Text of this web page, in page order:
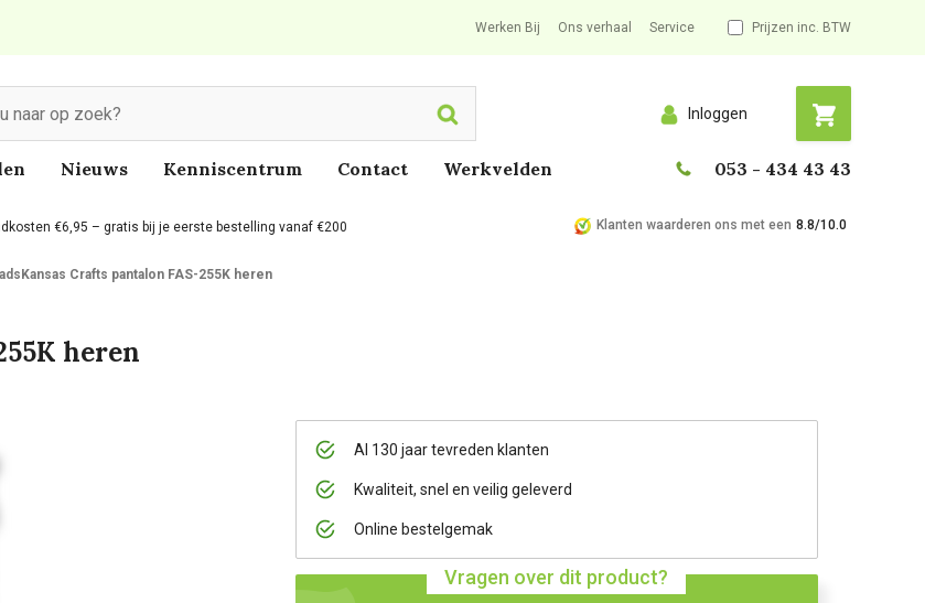
Werken Bij Ons verhaal Service Prijzen inc. BTW
Search Inloggen
Nieuws Kenniscentrum Contact Werkvelden 053 - 434 43 43
€6,95 – gratis bij je eerste bestelling vanaf €200 Klanten waarderen ons met een 8.8/10.0
Crafts pantalon FAS-255K heren
heren
Al 130 jaar tevreden klanten
Kwaliteit, snel en veilig geleverd
Online bestelgemak
Vragen over dit product?